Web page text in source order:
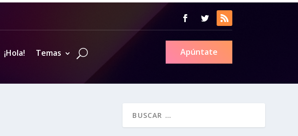
¡Hola! Temas Apúntate